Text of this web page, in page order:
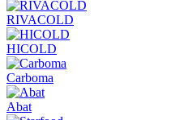
RIVACOLD
HICOLD
Carboma
Abat